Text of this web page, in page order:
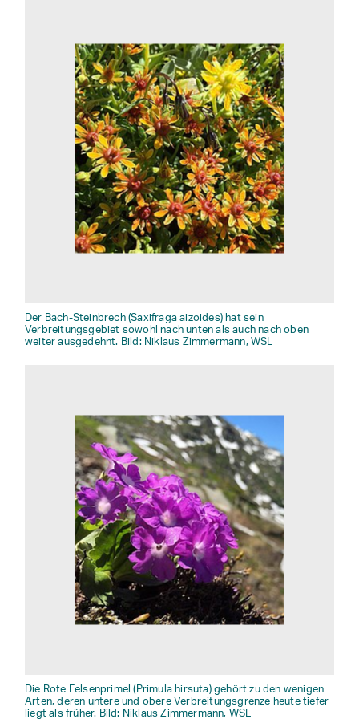
Der Bach-Steinbrech (Saxifraga aizoides) hat sein
Verbreitungsgebiet sowohl nach unten als auch nach oben
weiter ausgedehnt. Bild: Niklaus Zimmermann, WSL
Die Rote Felsenprimel (Primula hirsuta) gehört zu den wenigen
Arten, deren untere und obere Verbreitungsgrenze heute tiefer
liegt als früher. Bild: Niklaus Zimmermann, WSL